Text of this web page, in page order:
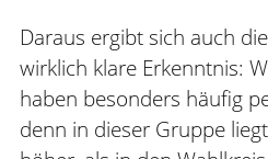
Daraus ergibt sich auch
wirklich klare Erkenntnis:
haben besonders häufig
denn in dieser Gruppe